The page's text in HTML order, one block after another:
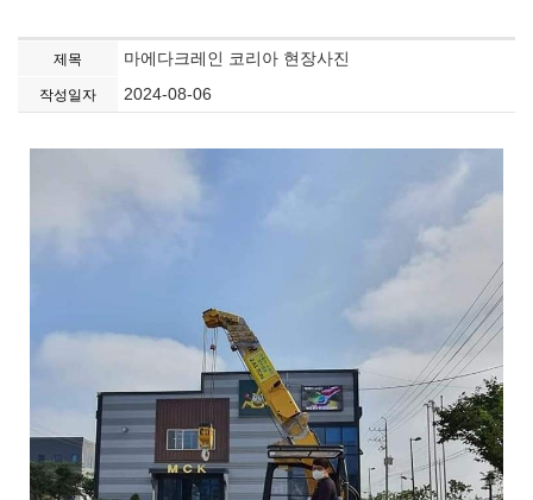
제목 마에다크레인 코리아 현장사진
작성일자 2024-08-06